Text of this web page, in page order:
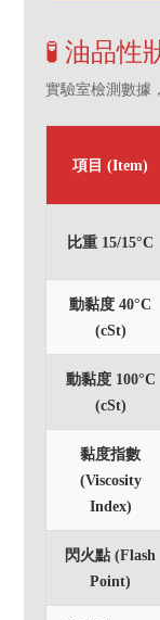
🧪 油品性
實驗室檢測數據
項目 (Item)
比重 15/15°C
動黏度 40°C
(cSt)
動黏度 100°C
(cSt)
黏度指數
(Viscosity
Index)
閃火點 (Flash
Point)